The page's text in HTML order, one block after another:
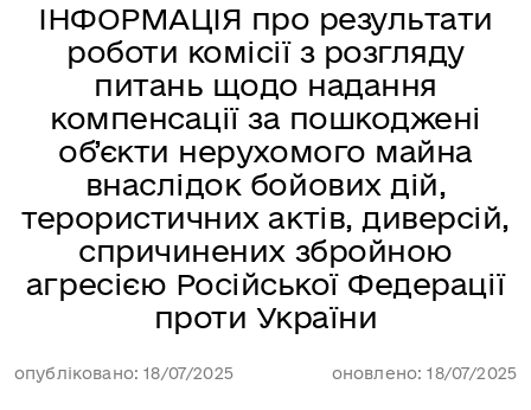
ІНФОРМАЦІЯ про результати
роботи комісії з розгляду
питань щодо надання
компенсації за пошкоджені
об’єкти нерухомого майна
внаслідок бойових дій,
терористичних актів, диверсій,
спричинених збройною
агресією Російської Федерації
проти України
опубліковано: 18/07/2025 оновлено: 18/07/2025